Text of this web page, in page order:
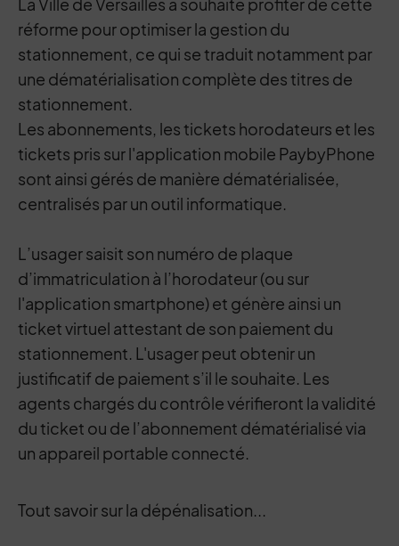
réforme pour optimiser la gestion du
stationnement, ce qui se traduit notamment par
une dématérialisation complète des titres de
stationnement.
Les abonnements, les tickets horodateurs et les
tickets pris sur l'application mobile PaybyPhone
sont ainsi gérés de manière dématérialisée,
centralisés par un outil informatique.
L’usager saisit son numéro de plaque
d’immatriculation à l’horodateur (ou sur
l'application smartphone) et génère ainsi un
ticket virtuel attestant de son paiement du
stationnement. L'usager peut obtenir un
justificatif de paiement s’il le souhaite. Les
agents chargés du contrôle vérifieront la validité
du ticket ou de l’abonnement dématérialisé via
un appareil portable connecté.
Tout savoir sur la dépénalisation...